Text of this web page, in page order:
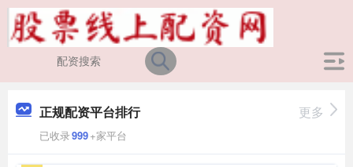
正规配资平台排行
已收录999+家平台
更多